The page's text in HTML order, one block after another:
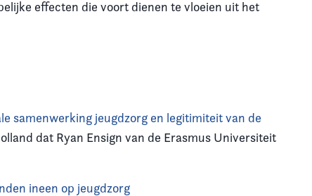
effecten die voort dienen te vloeien uit het
samenwerking jeugdzorg en legitimiteit van de
dat Ryan Ensign van de Erasmus Universiteit
ineen op jeugdzorg